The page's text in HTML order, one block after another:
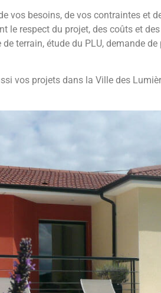
vos besoins, de vos contraintes et
le respect du projet, des coûts et
terrain, étude du PLU, demande
vos projets dans la Ville des